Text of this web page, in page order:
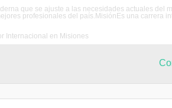
que se ajuste a las necesidades actuales del
profesionales del país.MisiónEs una carrera
Internacional en Misiones